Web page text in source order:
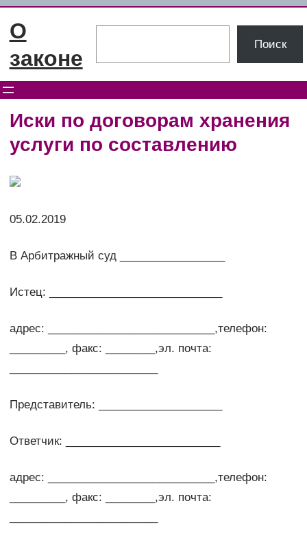
Перейти
О
законе
Поиск
Иски по договорам хранения
услуги по составлению
05.02.2019
В Арбитражный суд _________________
Истец: ____________________________
адрес: ___________________________,телефон:
_________, факс: ________,эл. почта:
Представитель: ____________________
Ответчик: _________________________
адрес: ___________________________,телефон:
_________, факс: ________,эл. почта: